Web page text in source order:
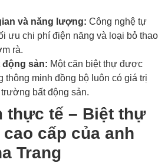
và năng lượng: Công nghệ tự
ưu chi phí điện năng và loại bỏ thao
rà.
động sản: Một căn biệt thự được
thông minh đồng bộ luôn có giá trị
bất động sản.
thực tế – Biệt thự
cấp của anh
Trang